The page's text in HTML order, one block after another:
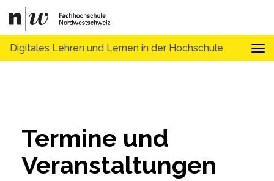
Digitales Lehren und Lernen in der Hochschule
Termine und
Veranstaltungen